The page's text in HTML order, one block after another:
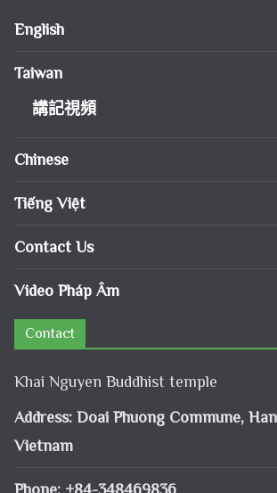
English
Taiwan
講記視頻
Chinese
Tiếng Việt
Contact Us
Video Pháp Âm
Contact
Khai Nguyen Buddhist temple
Address: Doai Phuong Commune,
Vietnam